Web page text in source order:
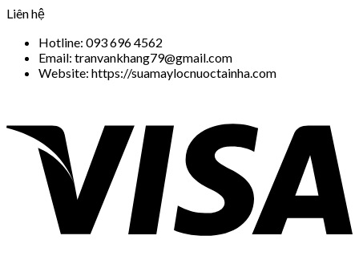
Liên hệ
Hotline: 093 696 4562
Email: tranvankhang79@gmail.com
Website: https://suamaylocnuoctainha.com